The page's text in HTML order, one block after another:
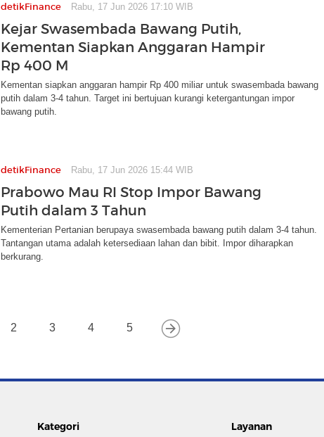
detikFinance Rabu, 17 Jun 2026 17:10 WIB
Kejar Swasembada Bawang Putih,
Kementan Siapkan Anggaran Hampir
Rp 400 M
Kementan siapkan anggaran hampir Rp 400 miliar untuk swasembada bawang
putih dalam 3-4 tahun. Target ini bertujuan kurangi ketergantungan impor
bawang putih.
detikFinance Rabu, 17 Jun 2026 15:44 WIB
Prabowo Mau RI Stop Impor Bawang
Putih dalam 3 Tahun
Kementerian Pertanian berupaya swasembada bawang putih dalam 3-4 tahun.
Tantangan utama adalah ketersediaan lahan dan bibit. Impor diharapkan
berkurang.
2 3 4 5
Kategori Layanan